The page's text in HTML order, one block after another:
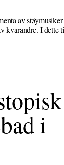
av
kvarandre. I dette
i